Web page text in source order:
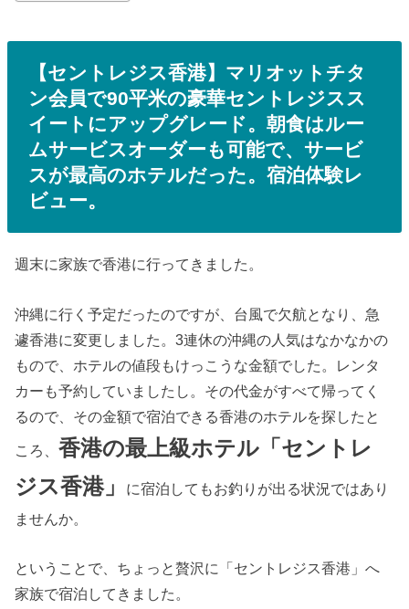
【セントレジス香港】マリオットチタ
ン会員で90平米の豪華セントレジスス
イートにアップグレード。朝食はルー
ムサービスオーダーも可能で、サービ
スが最高のホテルだった。宿泊体験レ
ビュー。
週末に家族で香港に行ってきました。
沖縄に行く予定だったのですが、台風で欠航となり、急
遽香港に変更しました。3連休の沖縄の人気はなかなかの
もので、ホテルの値段もけっこうな金額でした。レンタ
カーも予約していましたし。その代金がすべて帰ってく
るので、その金額で宿泊できる香港のホテルを探したと
ころ、香港の最上級ホテル「セントレ
ジス香港」
に宿泊してもお釣りが出る状況ではあり
ませんか。
ということで、ちょっと贅沢に「セントレジス香港」へ
家族で宿泊してきました。